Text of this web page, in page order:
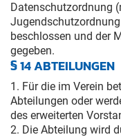
Datenschutzordnung
beschlossen und der
gegeben.
§ 14 ABTEILUNGEN
1. Für die im Verein
Abteilungen oder
des erweiterten
2. Die Abteilung wird